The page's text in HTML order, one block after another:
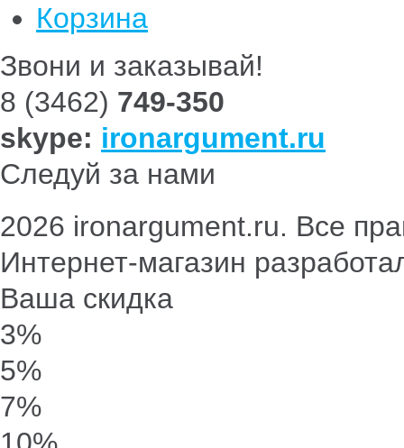
Корзина
Звони и заказывай!
8 (3462) 749-350
skype: ironargument.ru
Следуй за нами
2026 ironargument.ru. Все
Интернет-магазин
Ваша скидка
3%
5%
7%